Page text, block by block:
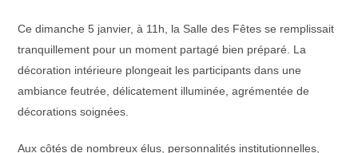
Ce dimanche 5 janvier, à 11h, la Salle des Fêtes se remplissait
tranquillement pour un moment partagé bien préparé. La
décoration intérieure plongeait les participants dans une
ambiance feutrée, délicatement illuminée, agrémentée de
décorations soignées.
Aux côtés de nombreux élus, personnalités institutionnelles,